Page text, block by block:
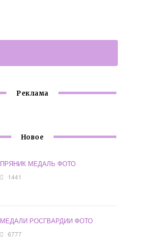
Реклама
Новое
ПРЯНИК МЕДАЛЬ ФОТО
1441
МЕДАЛИ РОСГВАРДИИ ФОТО
6777